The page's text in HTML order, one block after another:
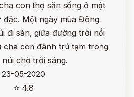
con thợ săn sống ở một
đặc. Một ngày mùa Đông,
đi săn, giữa đường trời nổi
cha con đành trú tạm trong
chờ trời sáng.
23-05-2020
⭐ 4.8